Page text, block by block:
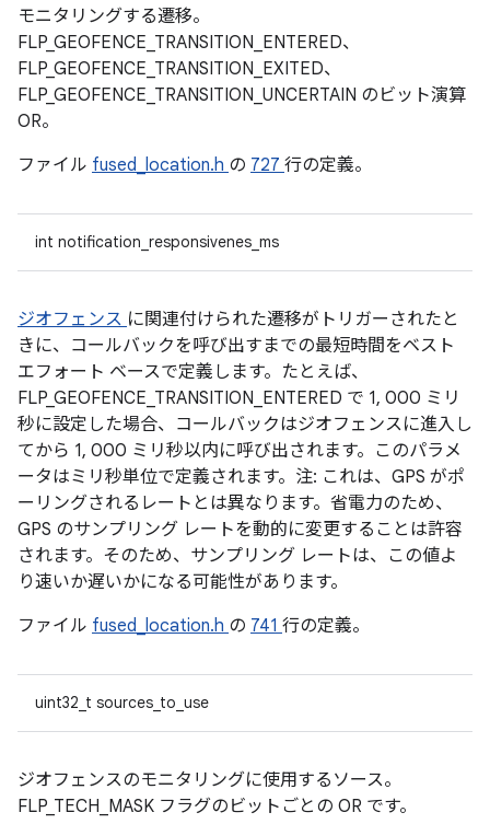
モニタリングする遷移。
FLP_GEOFENCE_TRANSITION_ENTERED、
FLP_GEOFENCE_TRANSITION_EXITED、
FLP_GEOFENCE_TRANSITION_UNCERTAIN のビット演算
OR。
ファイル fused_location.h の 727 行の定義。
int notification_responsivenes_ms
ジオフェンス に関連付けられた遷移がトリガーされたと
きに、コールバックを呼び出すまでの最短時間をベスト
エフォート ベースで定義します。たとえば、
FLP_GEOFENCE_TRANSITION_ENTERED で 1, 000 ミリ
秒に設定した場合、コールバックはジオフェンスに進入し
てから 1, 000 ミリ秒以内に呼び出されます。このパラメ
ータはミリ秒単位で定義されます。注: これは、GPS がポ
ーリングされるレートとは異なります。省電力のため、
GPS のサンプリング レートを動的に変更することは許容
されます。そのため、サンプリング レートは、この値よ
り速いか遅いかになる可能性があります。
ファイル fused_location.h の 741 行の定義。
uint32_t sources_to_use
ジオフェンスのモニタリングに使用するソース。
FLP_TECH_MASK フラグのビットごとの OR です。